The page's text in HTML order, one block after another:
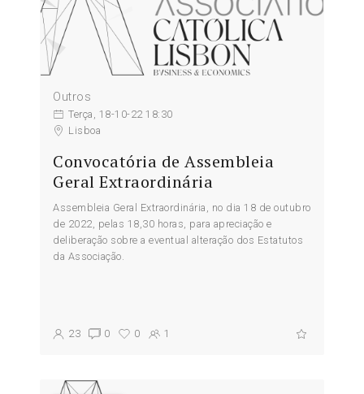
Outros
Terça, 18-10-22 18:30
Lisboa
Convocatória de Assembleia
Geral Extraordinária
Assembleia Geral Extraordinária, no dia 18 de outubro
de 2022, pelas 18,30 horas, para apreciação e
deliberação sobre a eventual alteração dos Estatutos
da Associação.
23 0 0 1